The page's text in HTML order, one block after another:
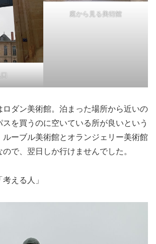
庭から見る美術館
ロダン美術館。泊まった場所から近いの
スを買うのに空いている所が良いという
ルーブル美術館とオランジェリー美術館
で、翌日しか行けませんでした。
える人」